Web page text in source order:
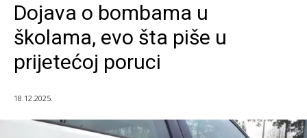
Dojava o bombama u
školama, evo šta piše u
prijetećoj poruci
18.12.2025.